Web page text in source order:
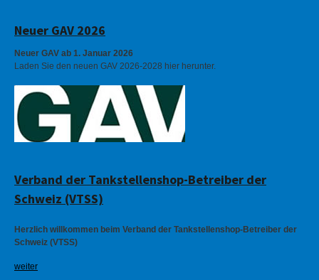
Neuer GAV 2026
Neuer GAV ab 1. Januar 2026
Laden Sie den neuen GAV 2026-2028 hier herunter.
Verband der Tankstellenshop-Betreiber der
Schweiz (VTSS)
Herzlich will­kommen beim Verband der Tank­stellen­shop-Betreiber der
Schweiz (VTSS)
weiter